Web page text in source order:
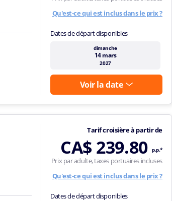
Qu'est-ce qui est inclus dans le prix ?
Dates de départ disponibles
dimanche
14 mars
2027
Voir la date
Tarif croisière à partir de
CA$ 239.80 p.p.*
Prix par adulte, taxes portuaires incluses
Qu'est-ce qui est inclus dans le prix ?
Dates de départ disponibles